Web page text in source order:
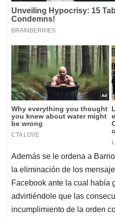
Además se le ordena a
la eliminación de los
Facebook ante la cual había
advirtiéndole que las
incumplimiento de la orden